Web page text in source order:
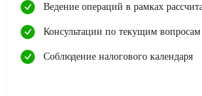
Ведение операций в рамках
Консультации по текущим вопросам
Соблюдение налогового календаря